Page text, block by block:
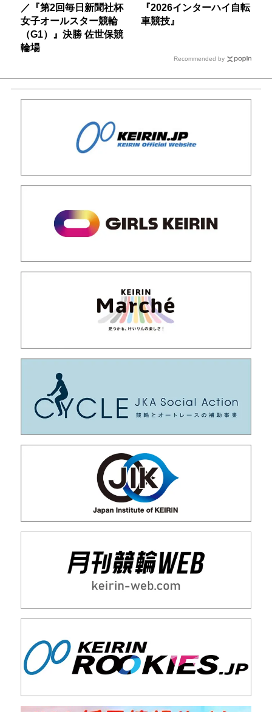
／『第2回毎日新聞社杯
女子オールスター競輪
（G1）』決勝 佐世保競
輪場
『2026インターハイ自転
車競技』
Recommended by